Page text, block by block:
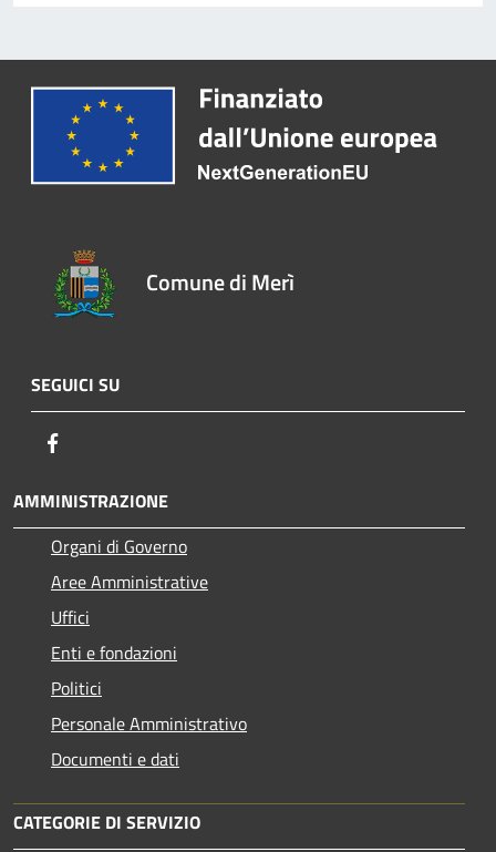
Comune di Merì
SEGUICI SU
AMMINISTRAZIONE
Organi di Governo
Aree Amministrative
Uffici
Enti e fondazioni
Politici
Personale Amministrativo
Documenti e dati
CATEGORIE DI SERVIZIO